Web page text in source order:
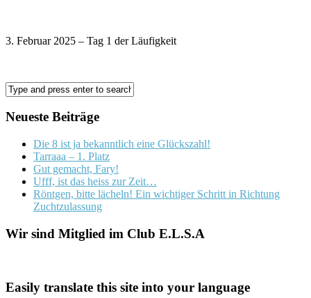
3. Februar 2025 – Tag 1 der Läufigkeit
Neueste Beiträge
Die 8 ist ja bekanntlich eine Glückszahl!
Tarraaa – 1. Platz
Gut gemacht, Fary!
Ufff, ist das heiss zur Zeit…
Röntgen, bitte lächeln! Ein wichtiger Schritt in Richtung
Zuchtzulassung
Wir sind Mitglied im Club E.L.S.A
Easily translate this site into your language